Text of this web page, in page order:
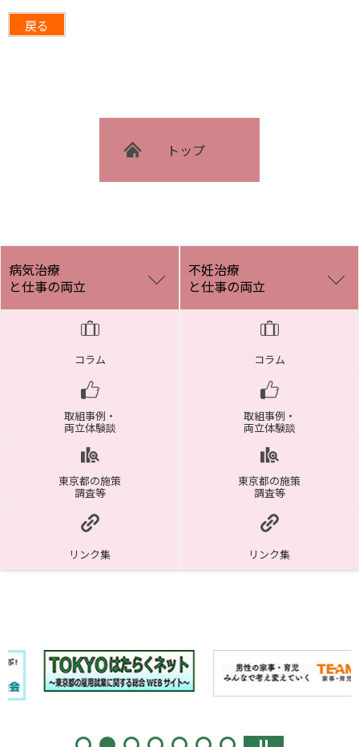
戻る
トップ
病気治療
と仕事の両立
コラム
取組事例・
両立体験談
東京都の施策
調査等
リンク集
不妊治療
と仕事の両立
コラム
取組事例・
両立体験談
東京都の施策
調査等
リンク集